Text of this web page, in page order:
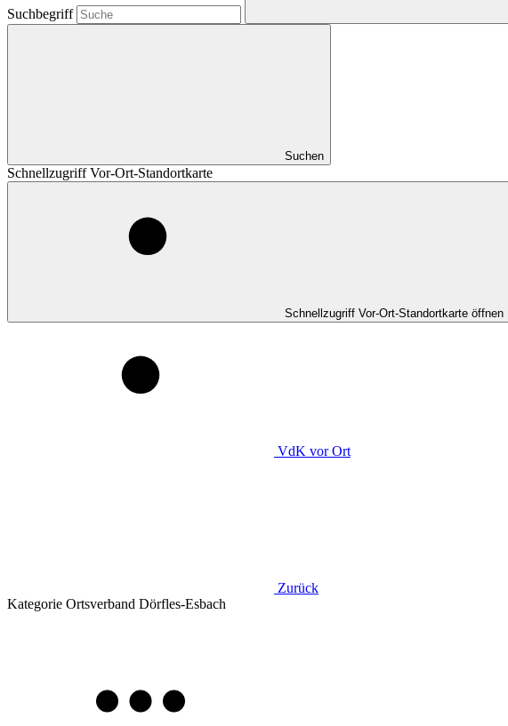
Suchbegriff
Suchen
Schnellzugriff Vor-Ort-Standortkarte
Schnellzugriff Vor-Ort-Standortkarte öffnen
VdK vor Ort
Zurück
Kategorie Ortsverband Dörfles-Esbach